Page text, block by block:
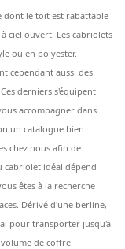
dont le toit est rabattable
ciel ouvert. Les cabriolets
ou en polyester.
cependant aussi des
derniers s'équipent
accompagner dans
un catalogue bien
chez nous afin de
idéal dépend
êtes à la recherche
Dérivé d'une berline,
pour transporter jusqu'à
de coffre